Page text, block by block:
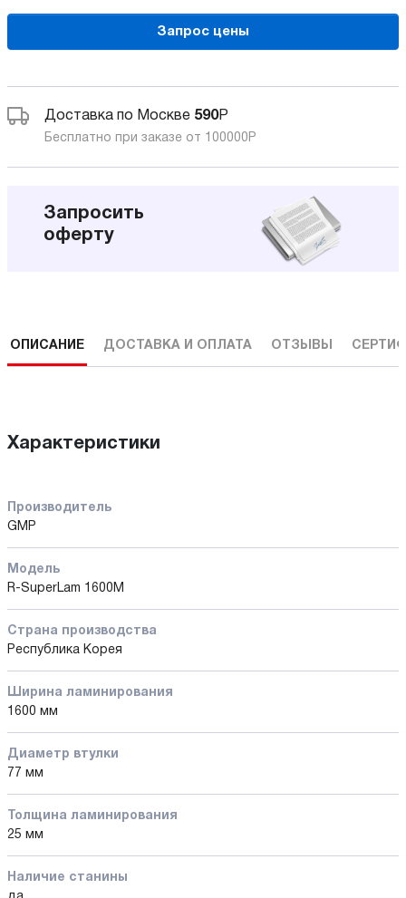
Запрос цены
Доставка по Москве 590Р
Бесплатно при заказе от 100000 Р
Запросить
оферту
ОПИСАНИЕ ДОСТАВКА И ОПЛАТА ОТЗЫВЫ
Характеристики
Производитель
GMP
Модель
R-SuperLam 1600M
Страна производства
Республика Корея
Ширина ламинирования
1600 мм
Диаметр втулки
77 мм
Толщина ламинирования
25 мм
Наличие станины